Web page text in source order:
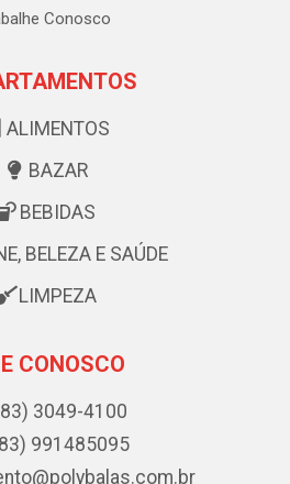
Conosco
ALIMENTOS
BAZAR
BEBIDAS
BELEZA E SAÚDE
LIMPEZA
CONOSCO
3049-4100
991485095